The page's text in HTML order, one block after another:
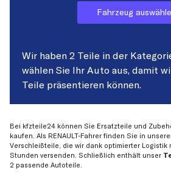
Fahrzeug
Wir haben 2 Teile in der
wählen Sie Ihr Auto aus, damit
Teile präsentieren können.
Bei kfzteile24 können Sie Ersatzteile und
kaufen. Als RENAULT-Fahrer finden Sie in
Verschleißteile, die wir dank optimierter Logistik
Stunden versenden. Schließlich enthält unser
2 passende Autoteile.